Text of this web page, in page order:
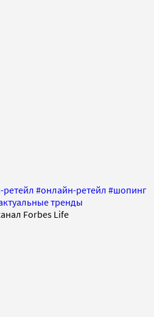
#онлайн-ретейл #шопинг
тренды
Forbes Life